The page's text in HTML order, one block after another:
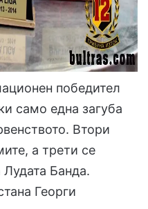
победител
само една загуба
Втори
а трети се
Лудата Банда.
Георги